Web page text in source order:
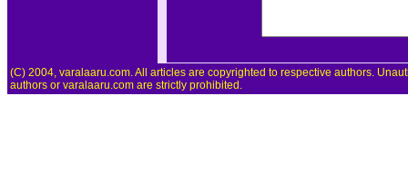
(C) 2004, varalaaru.com. All articles are copyrighted to respective authors.
authors or varalaaru.com are strictly prohibited.